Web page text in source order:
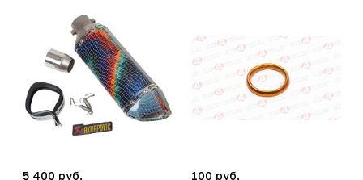
5 400 руб.
100 руб.